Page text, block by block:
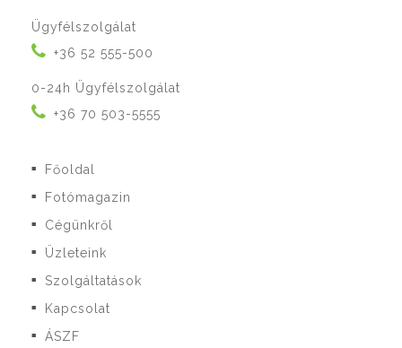
Ügyfélszolgálat
+36 52 555-500
0-24h Ügyfélszolgálat
+36 70 503-5555
■ Főoldal
■ Fotómagazin
■ Cégünkről
■ Üzleteink
■ Szolgáltatások
■ Kapcsolat
■ ÁSZF